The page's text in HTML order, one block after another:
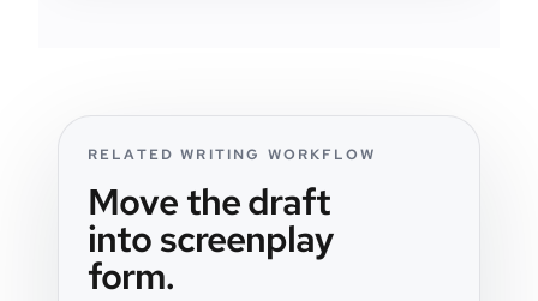
RELATED WRITING WORKFLOW
Move the draft
into screenplay
form.